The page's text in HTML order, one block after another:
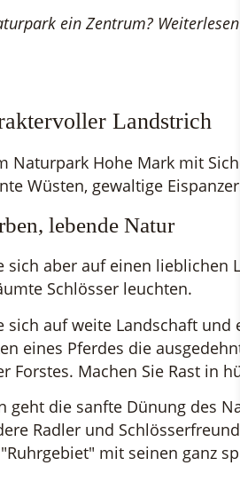
ein Zentrum? Weiterlesen
Landstrich
Naturpark Hohe Mark mit
Wüsten, gewaltige Eispanzer.
lebende Natur
sich aber auf einen
Schlösser leuchten.
sich auf weite Landschaft
eines Pferdes die
Forstes. Machen Sie Rast in
geht die sanfte Dünung des
Radler und
mit seinen ganz